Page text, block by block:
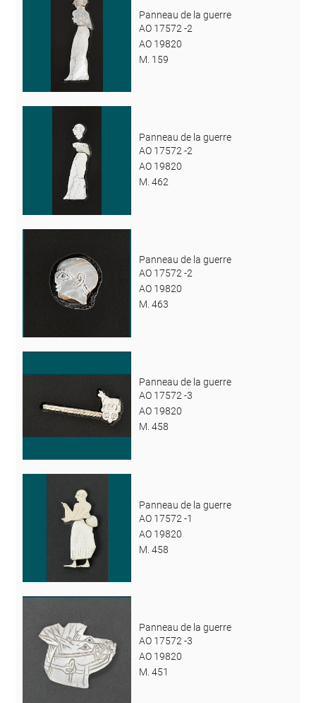
Panneau de la guerre
AO 17572 -2
AO 19820
M. 159
Panneau de la guerre
AO 17572 -2
AO 19820
M. 462
Panneau de la guerre
AO 17572 -2
AO 19820
M. 463
Panneau de la guerre
AO 17572 -3
AO 19820
M. 458
Panneau de la guerre
AO 17572 -1
AO 19820
M. 458
Panneau de la guerre
AO 17572 -3
AO 19820
M. 451